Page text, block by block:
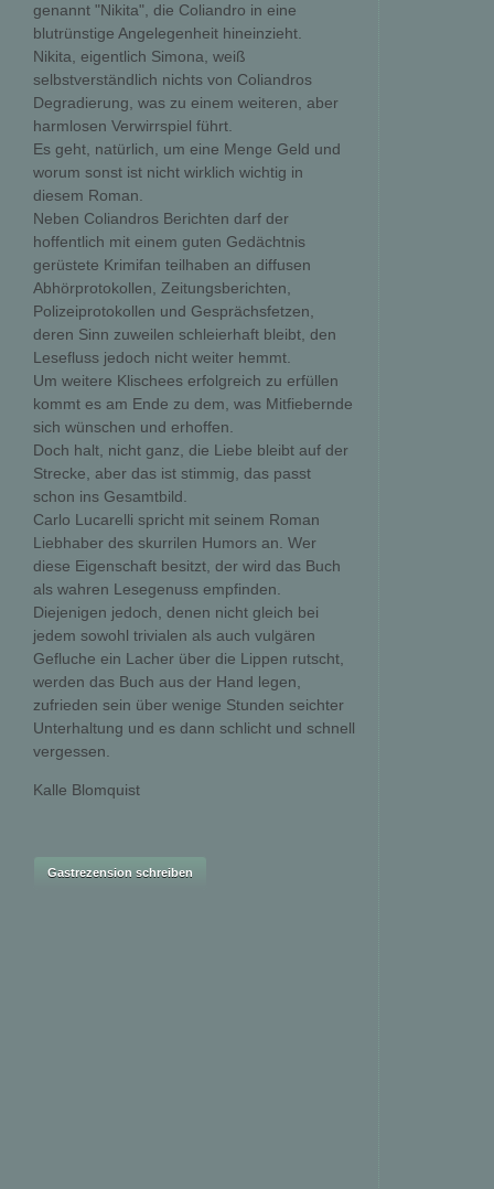
genannt "Nikita", die Coliandro in eine
blutrünstige Angelegenheit hineinzieht.
Nikita, eigentlich Simona, weiß
selbstverständlich nichts von Coliandros
Degradierung, was zu einem weiteren, aber
harmlosen Verwirrspiel führt.
Es geht, natürlich, um eine Menge Geld und
worum sonst ist nicht wirklich wichtig in
diesem Roman.
Neben Coliandros Berichten darf der
hoffentlich mit einem guten Gedächtnis
gerüstete Krimifan teilhaben an diffusen
Abhörprotokollen, Zeitungsberichten,
Polizeiprotokollen und Gesprächsfetzen,
deren Sinn zuweilen schleierhaft bleibt, den
Lesefluss jedoch nicht weiter hemmt.
Um weitere Klischees erfolgreich zu erfüllen
kommt es am Ende zu dem, was Mitfiebernde
sich wünschen und erhoffen.
Doch halt, nicht ganz, die Liebe bleibt auf der
Strecke, aber das ist stimmig, das passt
schon ins Gesamtbild.
Carlo Lucarelli spricht mit seinem Roman
Liebhaber des skurrilen Humors an. Wer
diese Eigenschaft besitzt, der wird das Buch
als wahren Lesegenuss empfinden.
Diejenigen jedoch, denen nicht gleich bei
jedem sowohl trivialen als auch vulgären
Gefluche ein Lacher über die Lippen rutscht,
werden das Buch aus der Hand legen,
zufrieden sein über wenige Stunden seichter
Unterhaltung und es dann schlicht und schnell
vergessen.
Kalle Blomquist